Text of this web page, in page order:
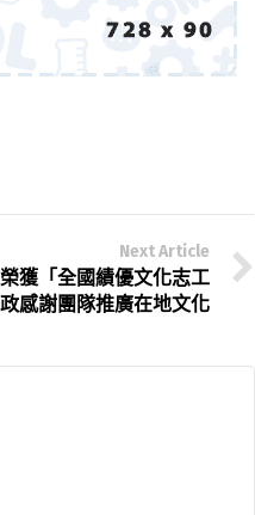
Next Article
獲「全國績優文化志工
感謝團隊推廣在地文化